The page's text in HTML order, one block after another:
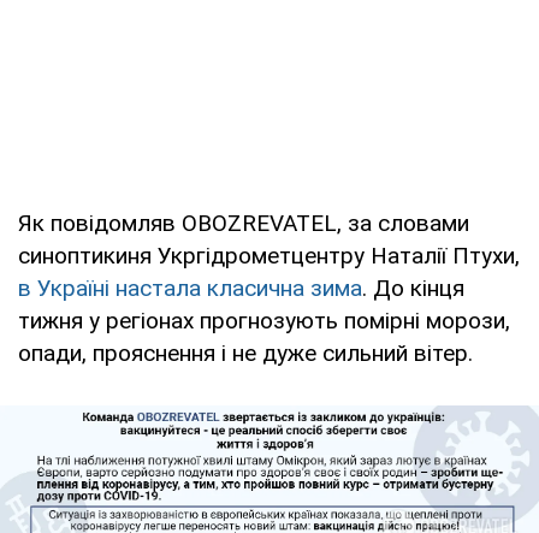
Як повідомляв OBOZREVATEL, за словами
синоптикиня Укргідрометцентру Наталії Птухи,
в Україні настала класична зима. До кінця
тижня у регіонах прогнозують помірні морози,
опади, прояснення і не дуже сильний вітер.